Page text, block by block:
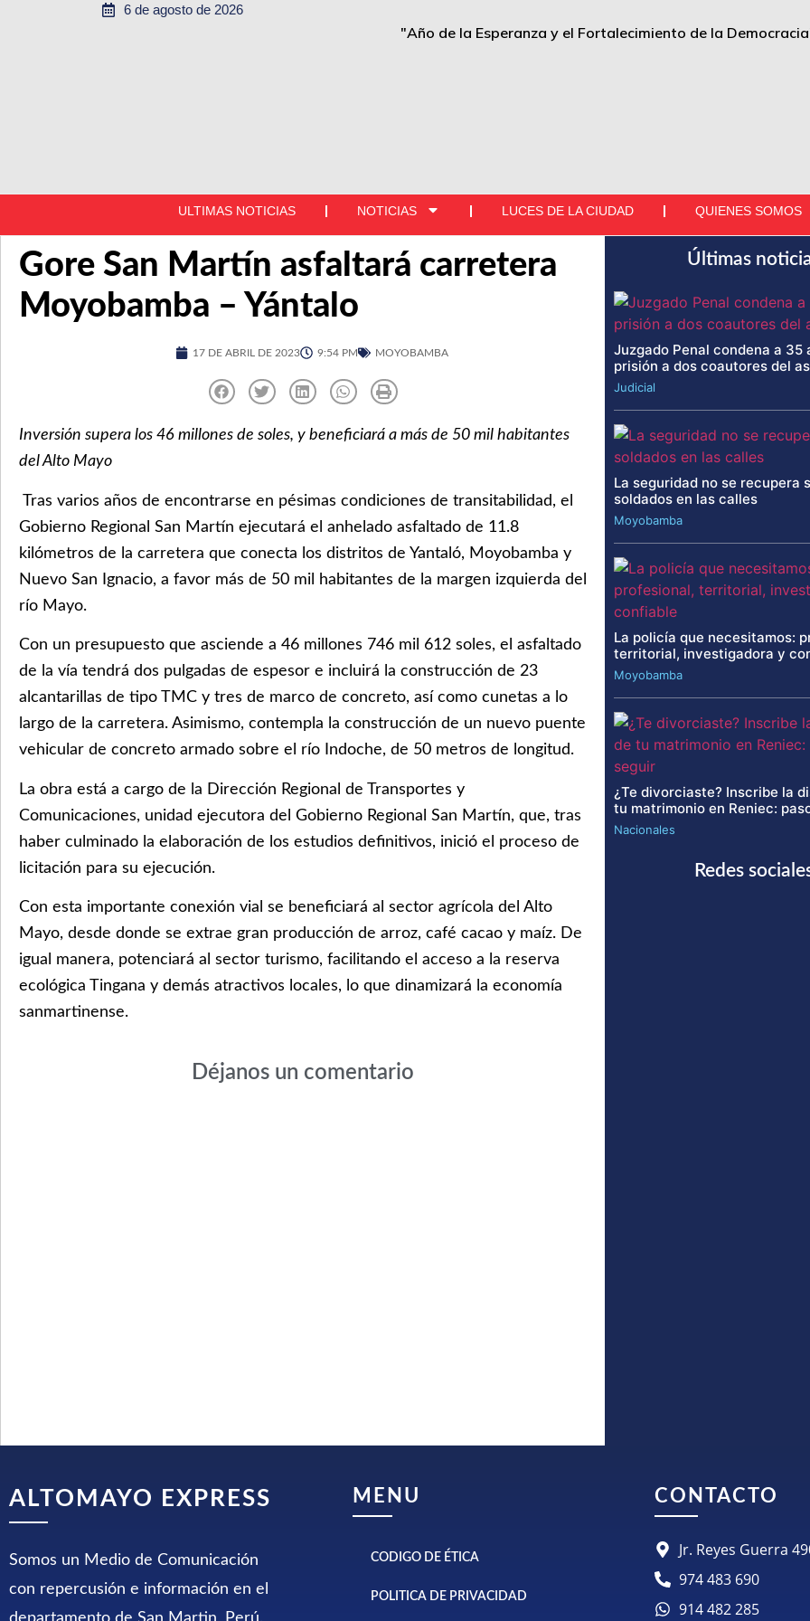
6 de agosto de 2026
"Año de la Esperanza y el Fortalecimiento de la
ULTIMAS NOTICIAS NOTICIAS LUCES DE LA CIUDAD QUIENES SOMOS
Gore San Martín asfaltará carretera
Moyobamba – Yántalo
17 DE ABRIL DE 2023 9:54 PM MOYOBAMBA
Inversión supera los 46 millones de soles, y beneficiará a más de 50 mil habitantes
del Alto Mayo
Tras varios años de encontrarse en pésimas condiciones de transitabilidad, el
Gobierno Regional San Martín ejecutará el anhelado asfaltado de 11.8
kilómetros de la carretera que conecta los distritos de Yantaló, Moyobamba y
Nuevo San Ignacio, a favor más de 50 mil habitantes de la margen izquierda del
río Mayo.
Con un presupuesto que asciende a 46 millones 746 mil 612 soles, el asfaltado
de la vía tendrá dos pulgadas de espesor e incluirá la construcción de 23
alcantarillas de tipo TMC y tres de marco de concreto, así como cunetas a lo
largo de la carretera. Asimismo, contempla la construcción de un nuevo puente
vehicular de concreto armado sobre el río Indoche, de 50 metros de longitud.
La obra está a cargo de la Dirección Regional de Transportes y
Comunicaciones, unidad ejecutora del Gobierno Regional San Martín, que, tras
haber culminado la elaboración de los estudios definitivos, inició el proceso de
licitación para su ejecución.
Con esta importante conexión vial se beneficiará al sector agrícola del Alto
Mayo, desde donde se extrae gran producción de arroz, café cacao y maíz. De
igual manera, potenciará al sector turismo, facilitando el acceso a la reserva
ecológica Tingana y demás atractivos locales, lo que dinamizará la economía
sanmartinense.
Déjanos un comentario
Últimas
Juzgado Penal condena a 35
prisión a dos coautores del
Judicial
La seguridad no se recupera
soldados en las calles
Moyobamba
La policía que necesitamos:
territorial, investigadora y
Moyobamba
¿Te divorciaste? Inscribe la
tu matrimonio en Reniec:
Nacionales
Redes
ALTOMAYO EXPRESS
Somos un Medio de Comunicación
con repercusión e información en el
MENU
CODIGO DE ÉTICA
POLITICA DE PRIVACIDAD
CONTACTO
Jr. Reyes Guerra
974 483 690
914 482 285